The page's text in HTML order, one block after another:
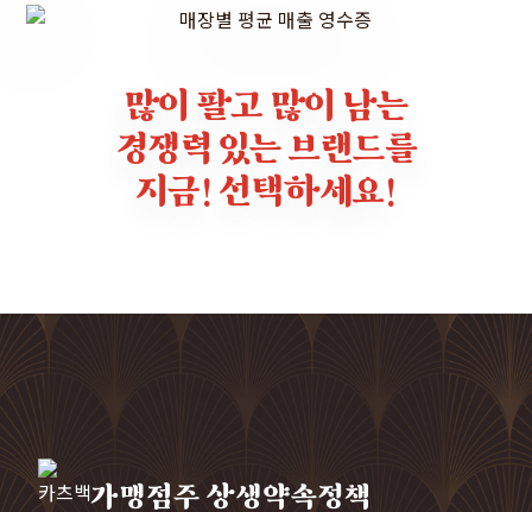
많이 팔고 많이 남는
경쟁력 있는 브랜드를
지금! 선택하세요!
가맹점주 상생약속정책